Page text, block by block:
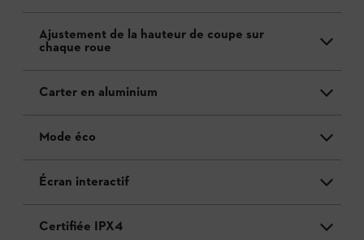
Ajustement de la hauteur de coupe sur
chaque roue
Carter en aluminium
Mode éco
Écran interactif
Certifiée IPX4